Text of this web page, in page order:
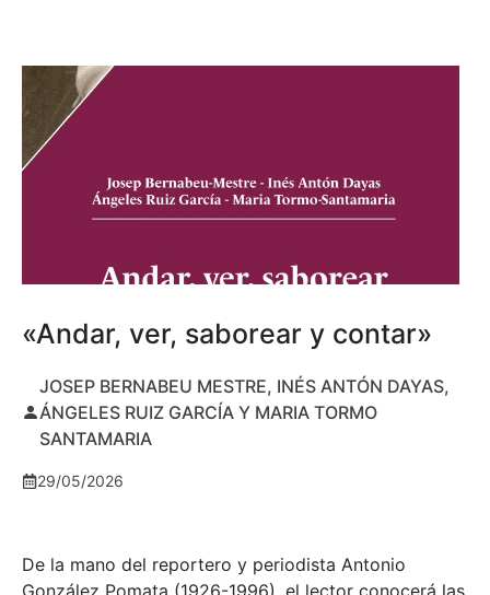
«Andar, ver, saborear y contar»
JOSEP BERNABEU MESTRE, INÉS ANTÓN DAYAS,
ÁNGELES RUIZ GARCÍA Y MARIA TORMO
SANTAMARIA
29/05/2026
De la mano del reportero y periodista Antonio